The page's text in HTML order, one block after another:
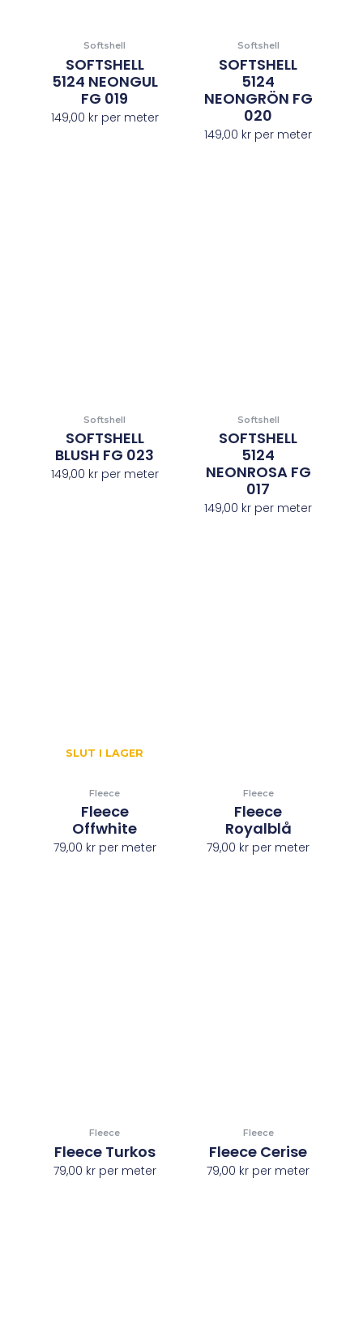
Softshell
SOFTSHELL
5124 NEONGUL
FG 019
149,00 krper meter
Softshell
SOFTSHELL
5124
NEONGRÖN FG
020
149,00 kr per meter
Softshell
SOFTSHELL
BLUSH FG 023
149,00 krper meter
Softshell
SOFTSHELL
5124
NEONROSA FG
017
149,00 kr per meter
SLUT I LAGER
Fleece
Fleece
Offwhite
79,00 krper meter
Fleece
Fleece
Royalblå
79,00 kr per meter
Fleece
Fleece Turkos
79,00 krper meter
Fleece
Fleece Cerise
79,00 kr per meter